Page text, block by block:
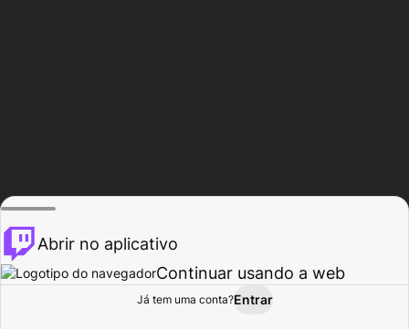
Procurar Atividade
Abrir no aplicativo
Continuar usando a web
Já tem uma conta?Entrar